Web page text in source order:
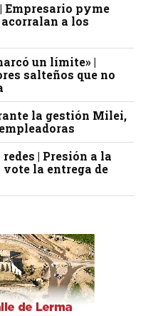
Empresario pyme
acorralan a los
un límite» |
salteños que no
la gestión Milei,
| Presión a la
la entrega de